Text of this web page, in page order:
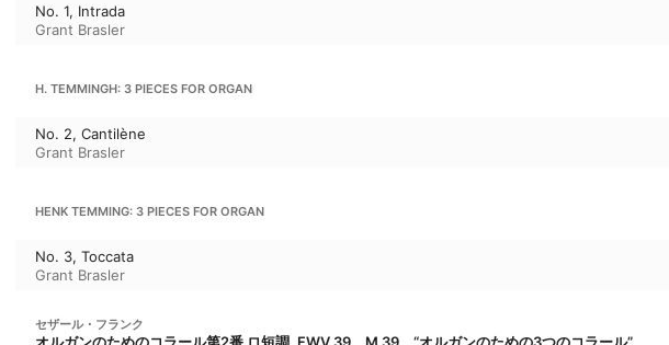
No. 1, Intrada
Grant Brasler
H. TEMMINGH: 3 PIECES FOR ORGAN
No. 2, Cantilène
Grant Brasler
HENK TEMMING: 3 PIECES FOR ORGAN
No. 3, Toccata
Grant Brasler
セザール・フランク